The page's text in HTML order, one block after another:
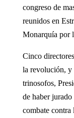
congreso de
reunidos en
Monarquía por
Cinco
la revolución, y
trinosofos,
de haber
combate